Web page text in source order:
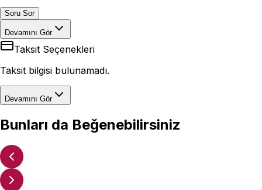
Soru Sor
Devamını Gör
Taksit Seçenekleri
Taksit bilgisi bulunamadı.
Devamını Gör
Bunları da Beğenebilirsiniz